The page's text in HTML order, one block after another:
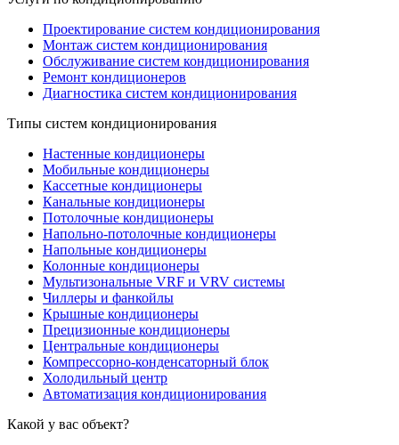
Проектирование систем кондиционирования
Монтаж систем кондиционирования
Обслуживание систем кондиционирования
Ремонт кондиционеров
Диагностика систем кондиционирования
Типы систем кондиционирования
Настенные кондиционеры
Мобильные кондиционеры
Кассетные кондиционеры
Канальные кондиционеры
Потолочные кондиционеры
Напольно-потолочные кондиционеры
Напольные кондиционеры
Колонные кондиционеры
Мультизональные VRF и VRV системы
Чиллеры и фанкойлы
Крышные кондиционеры
Прецизионные кондиционеры
Центральные кондиционеры
Компрессорно-конденсаторный блок
Холодильный центр
Автоматизация кондиционирования
Какой у вас объект?